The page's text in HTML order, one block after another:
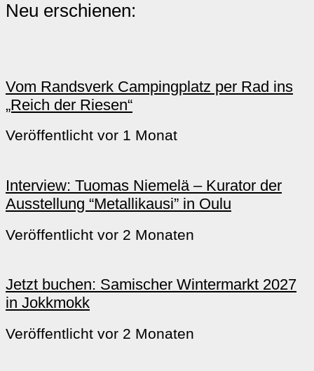
Neu erschienen:
Vom Randsverk Campingplatz per Rad ins
„Reich der Riesen“
Veröffentlicht vor 1 Monat
Interview: Tuomas Niemelä – Kurator der
Ausstellung “Metallikausi” in Oulu
Veröffentlicht vor 2 Monaten
Jetzt buchen: Samischer Wintermarkt 2027
in Jokkmokk
Veröffentlicht vor 2 Monaten